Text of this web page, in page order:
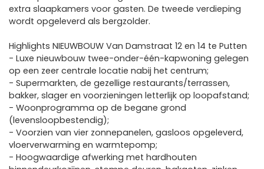
extra slaapkamers voor gasten. De tweede verdieping
wordt opgeleverd als bergzolder.
Highlights NIEUWBOUW Van Damstraat 12 en 14 te Putten
- Luxe nieuwbouw twee-onder-één-kapwoning gelegen
op een zeer centrale locatie nabij het centrum;
- Supermarkten, de gezellige restaurants/terrassen,
bakker, slager en voorzieningen letterlijk op loopafstand;
- Woonprogramma op de begane grond
(levensloopbestendig);
- Voorzien van vier zonnepanelen, gasloos opgeleverd,
vloerverwarming en warmtepomp;
- Hoogwaardige afwerking met hardhouten